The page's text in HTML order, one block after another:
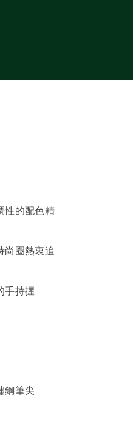
性的配色精
尚圈熱衷追
手持握
鋼筆尖